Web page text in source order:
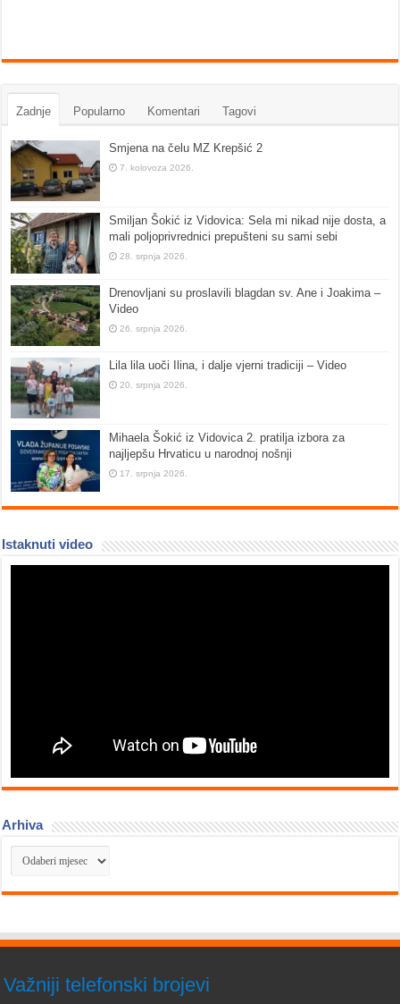
Zadnje Popularno Komentari Tagovi
Smjena na čelu MZ Krepšić 2
7. kolovoza 2026.
Smiljan Šokić iz Vidovica: Sela mi nikad nije dosta, a
mali poljoprivrednici prepušteni su sami sebi
28. srpnja 2026.
Drenovljani su proslavili blagdan sv. Ane i Joakima –
Video
26. srpnja 2026.
Lila lila uoči Ilina, i dalje vjerni tradiciji – Video
20. srpnja 2026.
Mihaela Šokić iz Vidovica 2. pratilja izbora za
najljepšu Hrvaticu u narodnoj nošnji
17. srpnja 2026.
Istaknuti video
Arhiva
Arhiva
Važniji telefonski brojevi